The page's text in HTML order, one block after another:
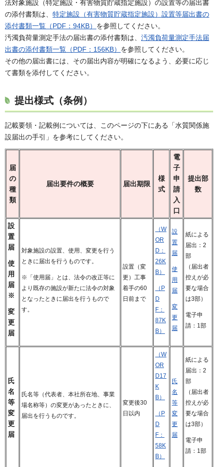
法対象施設（特定施設・有害物質貯蔵指定施設）の設置等の届出書
の添付書類は、 特定施設（有害物質貯蔵指定施設）設置等届出書の
添付書類一覧（PDF：94KB） を参照してください。
汚濁負荷量測定手法の届出書の添付書類は、 汚濁負荷量測定手法届
出書の添付書類一覧（PDF：156KB） を参照してください。
その他の届出書には、その届出内容が明確になるよう、必要に応じ
て書類を添付してください。
提出様式（条例）
記載要領・記載例については、このページの下にある「水質関係施
設届出の手引」を参考にしてください。
届
の
種
類
届出要件の概要 届出期限
様
式
電
子
申
請
入
口
提出部
数
設
置
届
使
用
届
※
変
更
届
対象施設の設置、使用、変更を行う
ときに届出を行うものです。
※「使用届」とは、法令の改正等に
より既存の施設が新たに法令の対象
となったときに届出を行うもので
す。
設置（変
更）工事
着手の60
日前まで
（W
OR
D：
26K
B）
（P
D
F：
87K
B）
設
置
届
使
用
届
変
更
届
紙による
届出：2
部
（届出者
控えが必
要な場合
は3部）
電子申
請：1部
氏
名
等
変
更
届
氏名等（代表者、本社所在地、事業
場名称等）の変更があったときに、
届出を行うものです。
変更後30
日以内
（W
OR
D17
K
B）
（P
D
F：
58K
B）
氏
名
等
変
更
届
紙による
届出：2
部
（届出者
控えが必
要な場合
は3部）
電子申
請：1部